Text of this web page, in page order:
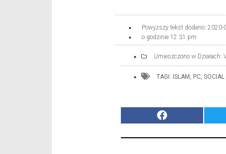
Powyższy tekst dodano: 2020-
o godzinie 12:31 pm
Umieszczono w Działach:
TAGI: ISLAM , PC, SOCIAL